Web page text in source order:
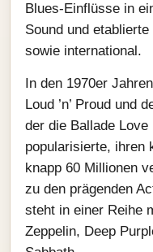
Blues-Einflüsse in
Sound und
sowie international.
In den 1970er
Loud ’n’ Proud und
der die Ballade
popularisierte, ihren
knapp 60 Millionen
zu den prägenden
steht in einer Reihe
Zeppelin, Deep